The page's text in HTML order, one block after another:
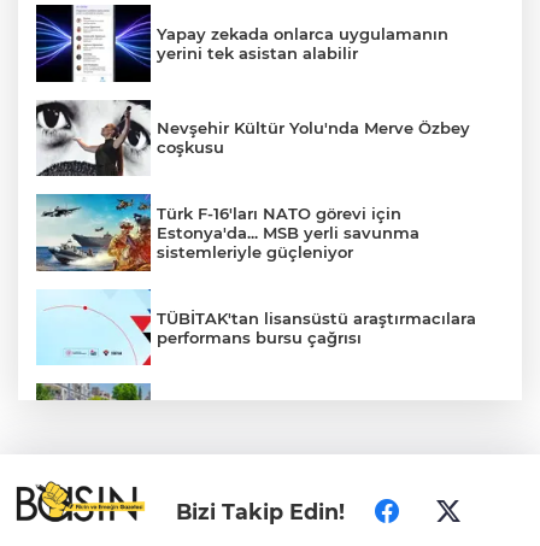
Yapay zekada onlarca uygulamanın
yerini tek asistan alabilir
Nevşehir Kültür Yolu'nda Merve Özbey
coşkusu
Türk F-16'ları NATO görevi için
Estonya'da... MSB yerli savunma
sistemleriyle güçleniyor
TÜBİTAK'tan lisansüstü araştırmacılara
performans bursu çağrısı
Bursa Osmangazili başarılı pilot kupasını
Başkan Aydın’la paylaştı
Bizi Takip Edin!